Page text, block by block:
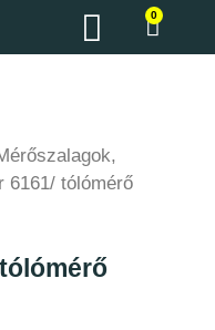
0
6161/ tólómérő